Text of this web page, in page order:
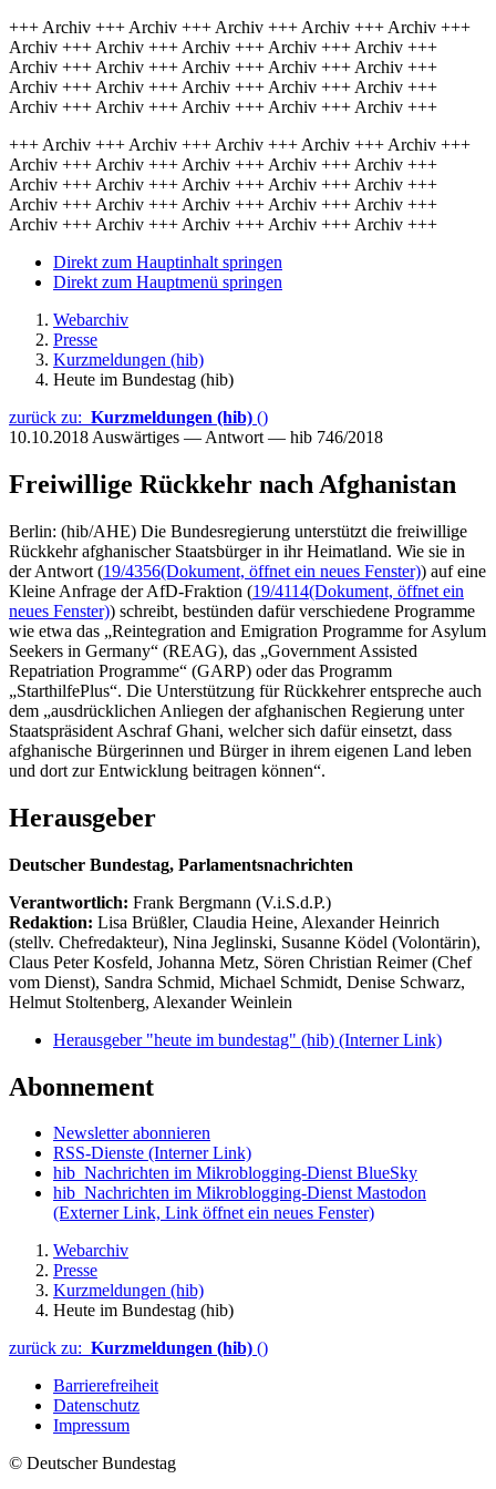
+++ Archiv +++ Archiv +++ Archiv +++ Archiv +++ Archiv +++
Archiv +++ Archiv +++ Archiv +++ Archiv +++ Archiv +++
Archiv +++ Archiv +++ Archiv +++ Archiv +++ Archiv +++
Archiv +++ Archiv +++ Archiv +++ Archiv +++ Archiv +++
Archiv +++ Archiv +++ Archiv +++ Archiv +++ Archiv +++
+++ Archiv +++ Archiv +++ Archiv +++ Archiv +++ Archiv +++
Archiv +++ Archiv +++ Archiv +++ Archiv +++ Archiv +++
Archiv +++ Archiv +++ Archiv +++ Archiv +++ Archiv +++
Archiv +++ Archiv +++ Archiv +++ Archiv +++ Archiv +++
Archiv +++ Archiv +++ Archiv +++ Archiv +++ Archiv +++
Direkt zum Hauptinhalt springen
Direkt zum Hauptmenü springen
Webarchiv
Presse
Kurzmeldungen (hib)
Heute im Bundestag (hib)
zurück zu: Kurzmeldungen (hib) ()
10.10.2018 Auswärtiges — Antwort — hib 746/2018
Freiwillige Rückkehr nach Afghanistan
Berlin: (hib/AHE) Die Bundesregierung unterstützt die freiwillige
Rückkehr afghanischer Staatsbürger in ihr Heimatland. Wie sie in
der Antwort (19/4356(Dokument, öffnet ein neues Fenster)) auf eine
Kleine Anfrage der AfD-Fraktion (19/4114(Dokument, öffnet ein
neues Fenster)) schreibt, bestünden dafür verschiedene Programme
wie etwa das „Reintegration and Emigration Programme for Asylum
Seekers in Germany“ (REAG), das „Government Assisted
Repatriation Programme“ (GARP) oder das Programm
„StarthilfePlus“. Die Unterstützung für Rückkehrer entspreche auch
dem „ausdrücklichen Anliegen der afghanischen Regierung unter
Staatspräsident Aschraf Ghani, welcher sich dafür einsetzt, dass
afghanische Bürgerinnen und Bürger in ihrem eigenen Land leben
und dort zur Entwicklung beitragen können“.
Herausgeber
Deutscher Bundestag, Parlamentsnachrichten
Verantwortlich: Frank Bergmann (V.i.S.d.P.)
Redaktion: Lisa Brüßler, Claudia Heine, Alexander Heinrich
(stellv. Chefredakteur), Nina Jeglinski, Susanne Ködel (Volontärin),
Claus Peter Kosfeld, Johanna Metz, Sören Christian Reimer (Chef
vom Dienst), Sandra Schmid, Michael Schmidt, Denise Schwarz,
Helmut Stoltenberg, Alexander Weinlein
Herausgeber "heute im bundestag" (hib) (Interner Link)
Abonnement
Newsletter abonnieren
RSS-Dienste (Interner Link)
hib_Nachrichten im Mikroblogging-Dienst BlueSky
hib_Nachrichten im Mikroblogging-Dienst Mastodon
(Externer Link, Link öffnet ein neues Fenster)
Webarchiv
Presse
Kurzmeldungen (hib)
Heute im Bundestag (hib)
zurück zu: Kurzmeldungen (hib) ()
Barrierefreiheit
Datenschutz
Impressum
© Deutscher Bundestag